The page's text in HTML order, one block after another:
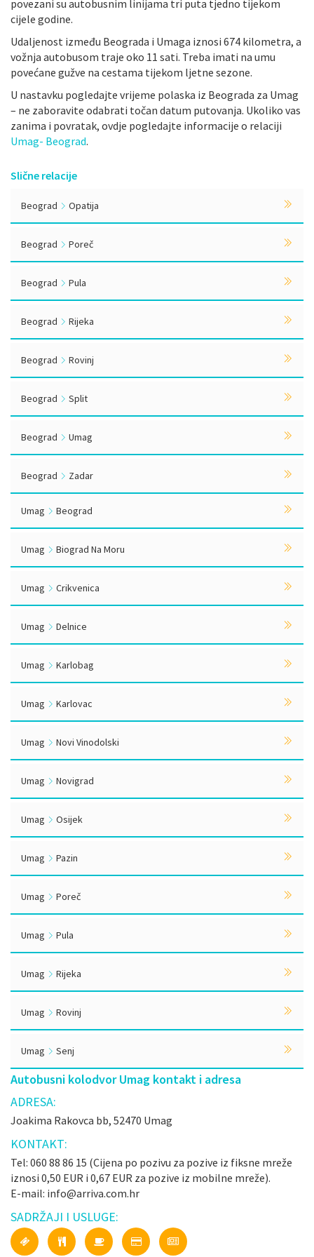
povezani su autobusnim linijama tri puta tjedno tijekom
cijele godine.
Udaljenost između Beograda i Umaga iznosi 674 kilometra, a
vožnja autobusom traje oko 11 sati. Treba imati na umu
povećane gužve na cestama tijekom ljetne sezone.
U nastavku pogledajte vrijeme polaska iz Beograda za Umag
– ne zaboravite odabrati točan datum putovanja. Ukoliko vas
zanima i povratak, ovdje pogledajte informacije o relaciji
Umag- Beograd.
Slične relacije
Beograd Opatija
Beograd Poreč
Beograd Pula
Beograd Rijeka
Beograd Rovinj
Beograd Split
Beograd Umag
Beograd Zadar
Umag Beograd
Umag Biograd Na Moru
Umag Crikvenica
Umag Delnice
Umag Karlobag
Umag Karlovac
Umag Novi Vinodolski
Umag Novigrad
Umag Osijek
Umag Pazin
Umag Poreč
Umag Pula
Umag Rijeka
Umag Rovinj
Umag Senj
Autobusni kolodvor Umag kontakt i adresa
ADRESA:
Joakima Rakovca bb, 52470 Umag
KONTAKT:
Tel: 060 88 86 15 (Cijena po pozivu za pozive iz fiksne mreže
iznosi 0,50 EUR i 0,67 EUR za pozive iz mobilne mreže).
E-mail: info@arriva.com.hr
SADRŽAJI I USLUGE: